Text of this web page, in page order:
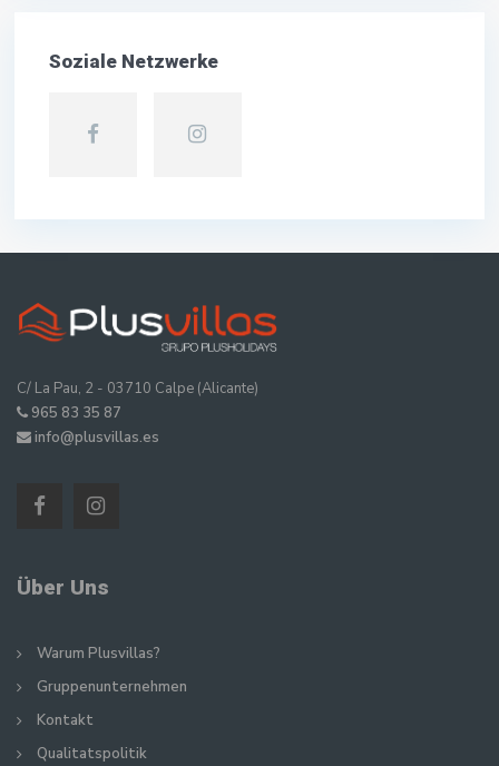
Soziale Netzwerke
C/ La Pau, 2 - 03710 Calpe (Alicante)
965 83 35 87
info@plusvillas.es
Über Uns
Warum Plusvillas?
Gruppenunternehmen
Kontakt
Qualitatspolitik